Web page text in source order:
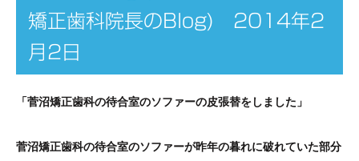
矯正歯科院長のBlog) 2014年2
月2日
「菅沼矯正歯科の待合室のソファーの皮張替をしました」
菅沼矯正歯科の待合室のソファーが昨年の暮れに破れていた部分